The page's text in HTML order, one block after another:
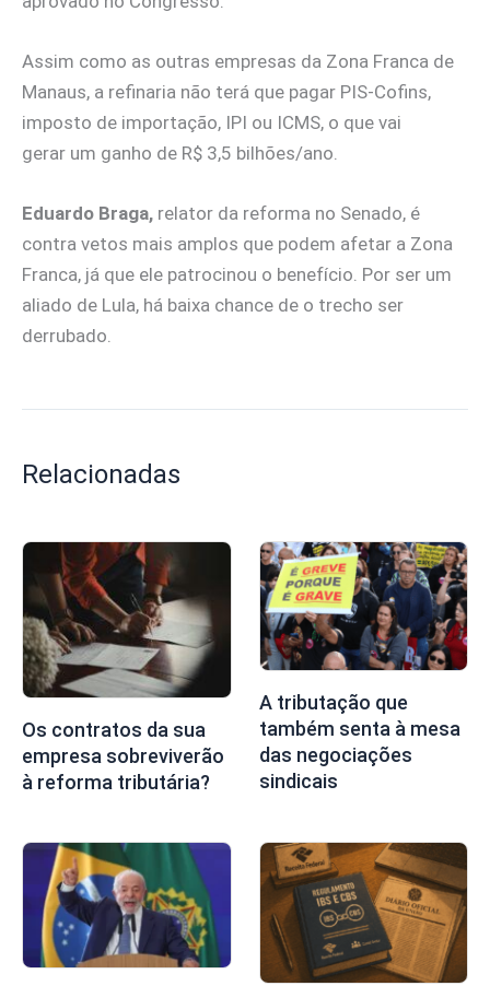
Assim como as outras empresas da Zona Franca de
Manaus, a refinaria não terá que pagar PIS-Cofins,
imposto de importação, IPI ou ICMS, o que vai
gerar um ganho de R$ 3,5 bilhões/ano.
Eduardo Braga, relator da reforma no Senado, é
contra vetos mais amplos que podem afetar a Zona
Franca, já que ele patrocinou o benefício. Por ser um
aliado de Lula, há baixa chance de o trecho ser
derrubado.
Relacionadas
Os contratos da sua
empresa sobreviverão
à reforma tributária?
A tributação que
também senta à mesa
das negociações
sindicais